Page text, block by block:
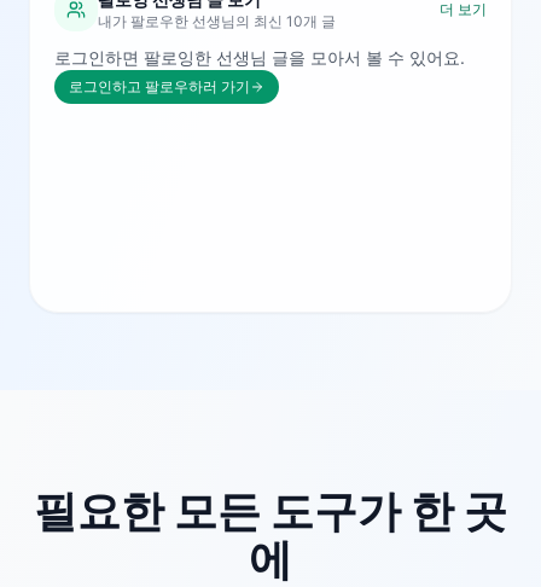
내가 팔로우한 선생님의 최신 10개 글
더 보기
로그인하면 팔로잉한 선생님 글을 모아서 볼 수 있어요.
로그인하고 팔로우하러 가기
필요한 모든 도구가 한 곳
에